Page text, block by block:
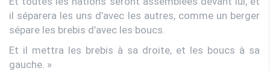
il séparera les uns d’avec les autres, comme un berger
sépare les brebis d’avec les boucs.
Et il mettra les brebis à sa droite, et les boucs à sa
gauche. »